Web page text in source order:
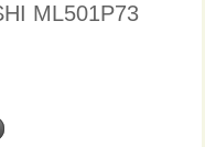
ML501P73